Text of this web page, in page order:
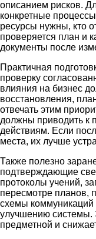
описанием рисков.
конкретные
ресурсы нужны, кто
проверяется план и
документы после
Практичная
проверку
влияния на бизнес
восстановления,
отвечать этим
должны приводить к
действиям. Если
места, их лучше
Также полезно
подтверждающие
протоколы учений,
пересмотре планов,
схемы коммуникаций
улучшению системы.
предметной и